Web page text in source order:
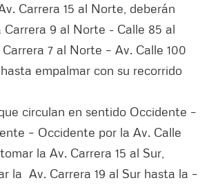
Carrera 15 al Norte, deberán
Carrera 9 al Norte - Calle 85 al
7 al Norte – Av. Calle 100
empalmar con su recorrido
circulan en sentido Occidente –
– Occidente por la Av. Calle
la Av. Carrera 15 al Sur,
la Av. Carrera 19 al Sur hasta la –